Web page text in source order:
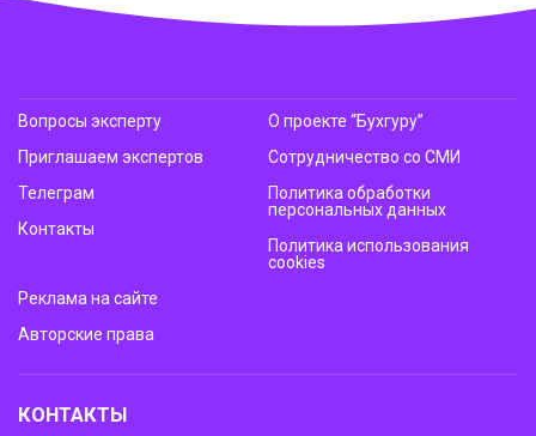
Вопросы эксперту
Приглашаем экспертов
Телеграм
Контакты
О проекте “Бухгуру”
Сотрудничество со СМИ
Политика обработки
персональных данных
Политика использования
cookies
Реклама на сайте
Авторские права
КОНТАКТЫ